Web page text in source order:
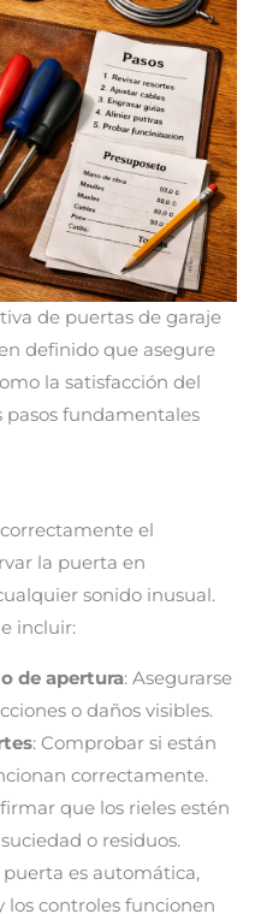
de puertas de garaje
definido que asegure
la satisfacción del
pasos fundamentales
el
la puerta en
sonido inusual.
incluir:
de apertura: Asegurarse
o daños visibles.
: Comprobar si están
correctamente.
que los rieles estén
o residuos.
puerta es automática,
los controles funcionen